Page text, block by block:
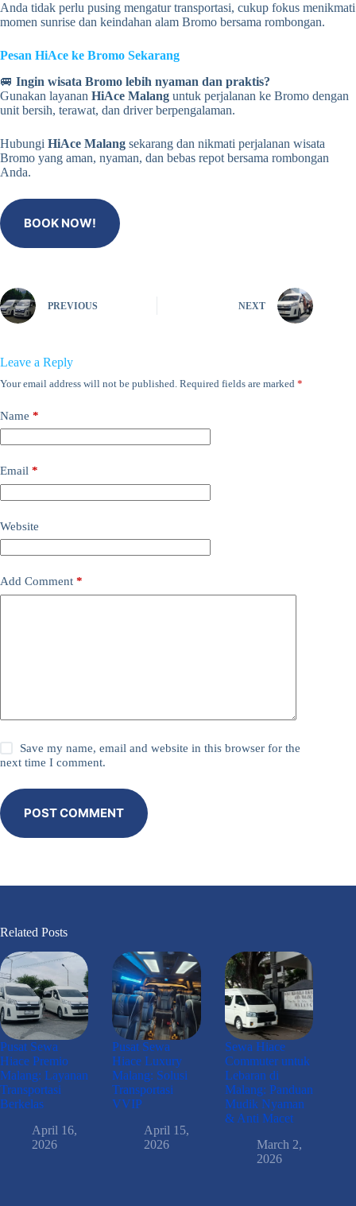
Anda tidak perlu pusing mengatur transportasi, cukup fokus menikmati
momen sunrise dan keindahan alam Bromo bersama rombongan.
Pesan HiAce ke Bromo Sekarang
🚐 Ingin wisata Bromo lebih nyaman dan praktis?
Gunakan layanan HiAce Malang untuk perjalanan ke Bromo dengan
unit bersih, terawat, dan driver berpengalaman.
Hubungi HiAce Malang sekarang dan nikmati perjalanan wisata
Bromo yang aman, nyaman, dan bebas repot bersama rombongan
Anda.
BOOK NOW!
PREVIOUS NEXT
Leave a Reply
Your email address will not be published. Required fields are marked *
Name *
Email *
Website
Add Comment *
Save my name, email and website in this browser for the
next time I comment.
POST COMMENT
Related Posts
Pusat Sewa
Hiace Premio
Malang: Layanan
Transportasi
Berkelas
April 16,
2026
Pusat Sewa
Hiace Luxury
Malang: Solusi
Transportasi
VVIP
April 15,
2026
Sewa Hiace
Commuter untuk
Lebaran di
Malang: Panduan
Mudik Nyaman
& Anti Macet
March 2,
2026